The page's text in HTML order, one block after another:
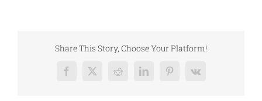
Share This Story, Choose Your Platform!
Facebook
X RedditLinkedInPinterest
Vk